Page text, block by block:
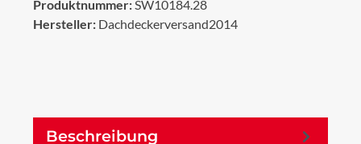
Produktnummer:SW10184.28
Hersteller: Dachdeckerversand2014
Beschreibung